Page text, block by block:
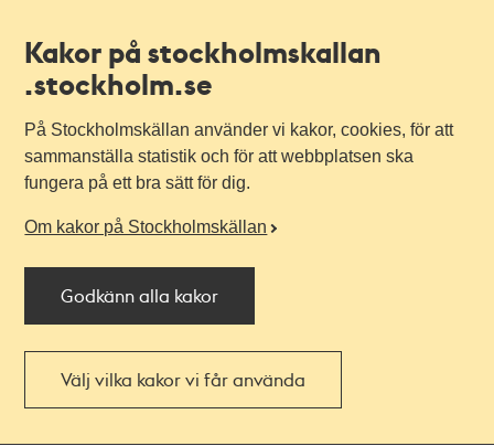
Kakor på stockholmskallan
.stockholm.se
På Stockholmskällan använder vi kakor, cookies, för att
sammanställa statistik och för att webbplatsen ska
fungera på ett bra sätt för dig.
Om kakor på Stockholmskällan
Godkänn alla kakor
Välj vilka kakor vi får använda